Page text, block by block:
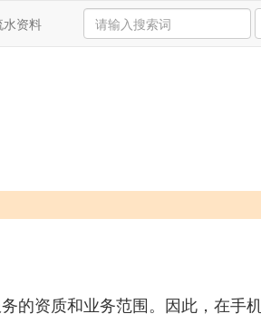
水资料
的资质和业务范围。因此，在手